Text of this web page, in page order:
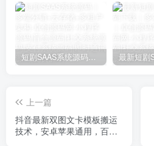
短剧SAAS系统源码｜多端分销+云存储+多租户架构
上一篇
抖音最新双图文卡模板搬运
技术，安卓苹果通用，百万